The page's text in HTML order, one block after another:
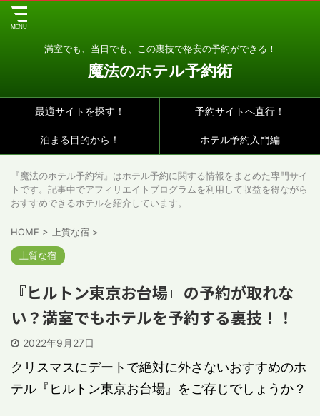
満室でも、当日でも、この裏技で格安の予約ができる！
魔法のホテル予約術
最適サイトを探す！ 予約サイトへ直行！
泊まる目的から！ ホテル予約入門編
『魔法のホテル予約術』はホテル予約に関する情報をまとめた専門サイ
トです。記事中でアフィリエイトプログラムを利用して収益を得ながら
おすすめできるホテルを紹介しています。
HOME > 上質な宿 >
上質な宿
『ヒルトン東京お台場』の予約が取れな
い？満室でもホテルを予約する裏技！！
2022年9月27日
クリスマスにデートで絶対に外さないおすすめのホ
テル『ヒルトン東京お台場』をご存じでしょうか？